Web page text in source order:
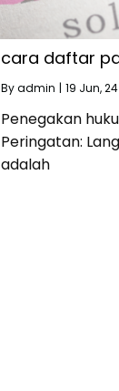
cara daftar
Byadmin | 19 Jun, 24
Penegakan
Peringatan:
adalah